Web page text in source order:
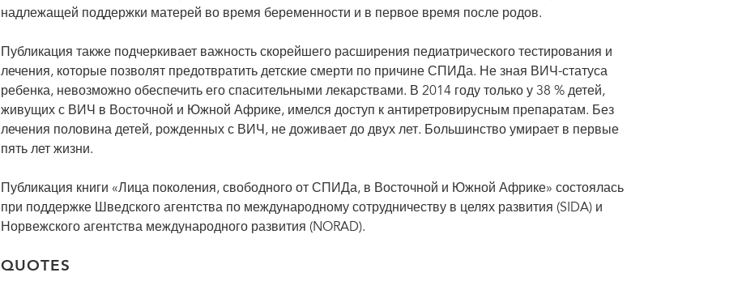
надлежащей поддержки матерей во время беременности и в первое время после родов.
Публикация также подчеркивает важность скорейшего расширения педиатрического тестирования и
лечения, которые позволят предотвратить детские смерти по причине СПИДа. Не зная ВИЧ-статуса
ребенка, невозможно обеспечить его спасительными лекарствами. В 2014 году только у 38 % детей,
живущих с ВИЧ в Восточной и Южной Африке, имелся доступ к антиретровирусным препаратам. Без
лечения половина детей, рожденных с ВИЧ, не доживает до двух лет. Большинство умирает в первые
пять лет жизни.
Публикация книги «Лица поколения, свободного от СПИДа, в Восточной и Южной Африке» состоялась
при поддержке Шведского агентства по международному сотрудничеству в целях развития (SIDA) и
Норвежского агентства международного развития (NORAD).
QUOTES